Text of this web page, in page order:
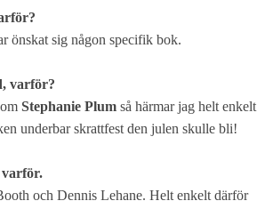
önskat sig någon specifik bok.
varför?
Stephanie Plum så härmar jag helt enkelt
underbar skrattfest den julen skulle bli!
och Dennis Lehane. Helt enkelt därför